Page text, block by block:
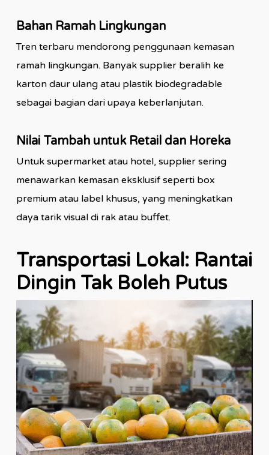
Bahan Ramah Lingkungan
Tren terbaru mendorong penggunaan kemasan
ramah lingkungan. Banyak supplier beralih ke
karton daur ulang atau plastik biodegradable
sebagai bagian dari upaya keberlanjutan.
Nilai Tambah untuk Retail dan Horeka
Untuk supermarket atau hotel, supplier sering
menawarkan kemasan eksklusif seperti box
premium atau label khusus, yang meningkatkan
daya tarik visual di rak atau buffet.
Transportasi Lokal: Rantai
Dingin Tak Boleh Putus